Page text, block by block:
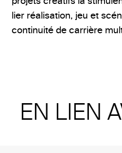
lier réalisation, jeu et
continuité de carrière
EN LIEN